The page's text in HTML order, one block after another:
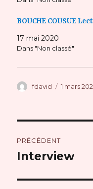
BOUCHE COUSUE
17 mai 2020
Dans "Non classé"
Auteur
fdavid
Publié
1 mars
de
PRÉCÉDENT
Publication
Interview